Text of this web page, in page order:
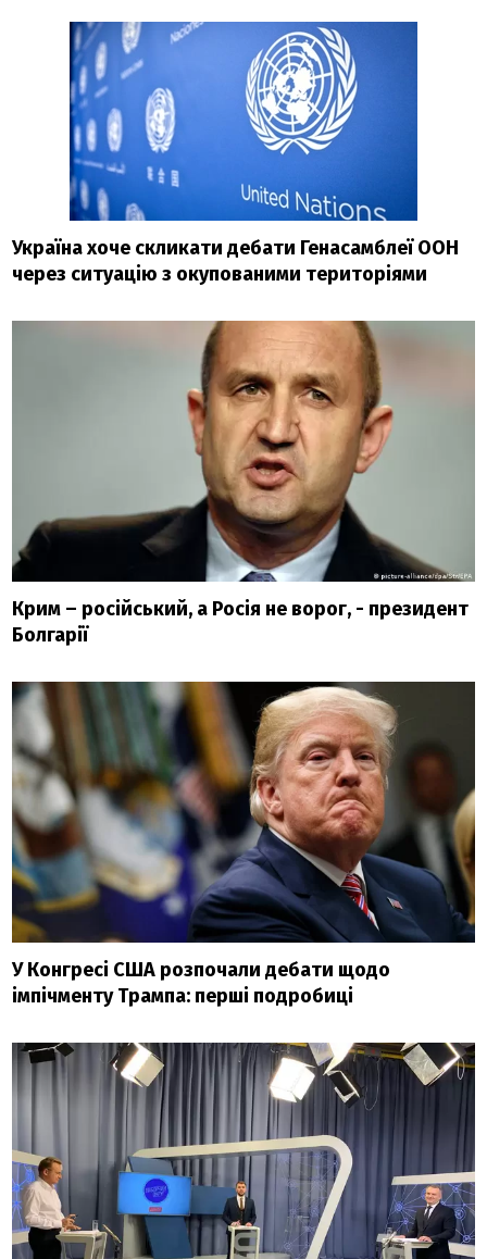
Україна хоче скликати дебати Генасамблеї ООН
через ситуацію з окупованими територіями
Крим – російський, а Росія не ворог, - президент
Болгарії
У Конгресі США розпочали дебати щодо
імпічменту Трампа: перші подробиці